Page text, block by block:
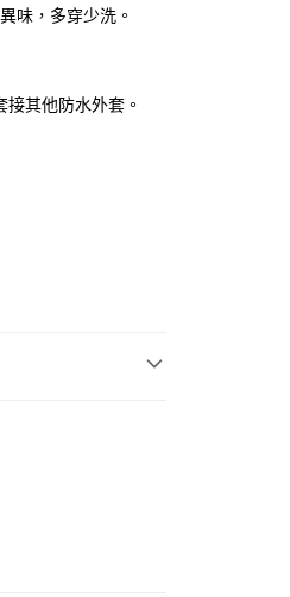
方式。 讓您購物簡單
至「AFTEE先享後
結，可透過四大超商
有效，需透過AFTEE
味，多穿少洗。
其他防水外套。